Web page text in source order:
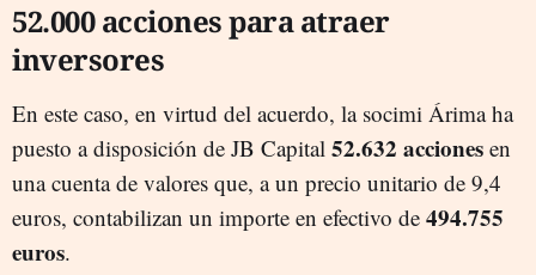
52.000 acciones para atraer
inversores
En este caso, en virtud del acuerdo, la socimi Árima ha
puesto a disposición de JB Capital 52.632 acciones en
una cuenta de valores que, a un precio unitario de 9,4
euros, contabilizan un importe en efectivo de 494.755
euros.